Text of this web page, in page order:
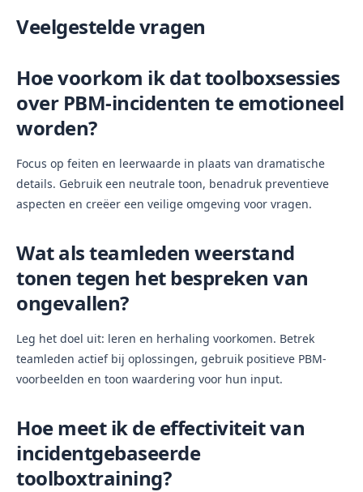
Veelgestelde vragen
Hoe voorkom ik dat toolboxsessies
over PBM-incidenten te emotioneel
worden?
Focus op feiten en leerwaarde in plaats van dramatische
details. Gebruik een neutrale toon, benadruk preventieve
aspecten en creëer een veilige omgeving voor vragen.
Wat als teamleden weerstand
tonen tegen het bespreken van
ongevallen?
Leg het doel uit: leren en herhaling voorkomen. Betrek
teamleden actief bij oplossingen, gebruik positieve PBM-
voorbeelden en toon waardering voor hun input.
Hoe meet ik de effectiviteit van
incidentgebaseerde
toolboxtraining?